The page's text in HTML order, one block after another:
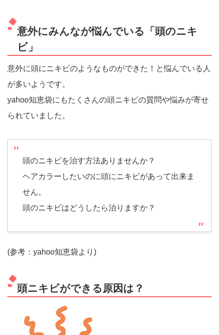
意外にみんなが悩んでいる「頭のニキ
ビ」
意外に頭にニキビのようなものができた！と悩んでいる人
が多いようです。
yahoo知恵袋にもたくさんの頭ニキビの質問や悩みが寄せ
られていました。
頭のニキビを治す方法ありませんか？
ヘアカラーしたいのに頭にニキビがあって出来ま
せん。
頭のニキビはどうしたら治りますか？
(参考：yahoo知恵袋より)
頭ニキビができる原因は？